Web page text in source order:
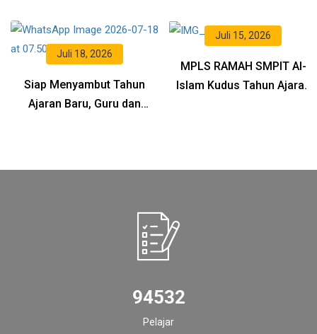
Juli 18, 2026
Siap Menyambut Tahun
Ajaran Baru, Guru dan
Juli 15, 2026
MPLS RAMAH SMPIT Al-
Islam Kudus Tahun Ajaran
94532
Pelajar